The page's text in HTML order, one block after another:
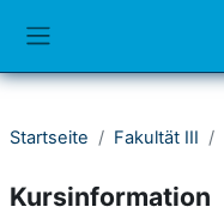
Startseite Fakultät III
Kursinformation